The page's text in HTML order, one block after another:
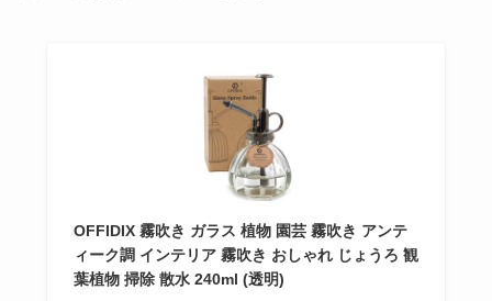
OFFIDIX 霧吹き ガラス 植物 園芸 霧吹き アンテ
ィーク調 インテリア 霧吹き おしゃれ じょうろ 観
葉植物 掃除 散水 240ml (透明)